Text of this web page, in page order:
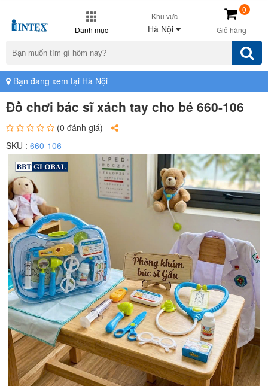
Danh mục
Khu vực
Hà Nội Giỏ hàng
0
Bạn đang xem tại Hà Nội
Đồ chơi bác sĩ xách tay cho bé 660-106
(0 đánh giá)
SKU : 660-106